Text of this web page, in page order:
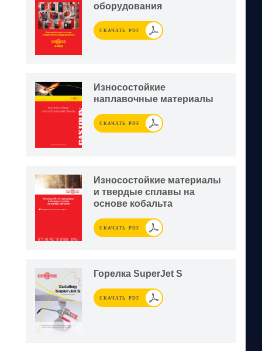
оборудования
СКАЧАТЬ PDF
Износостойкие
наплавочные материалы
СКАЧАТЬ PDF
Износостойкие материалы
и твердые сплавы на
основе кобальта
СКАЧАТЬ PDF
Горелка SuperJet S
СКАЧАТЬ PDF